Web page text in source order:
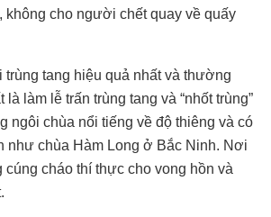
không cho người chết quay về quấy
trùng tang hiệu quả nhất và thường
làm lễ trấn trùng tang và “nhốt trùng”
ngôi chùa nổi tiếng về độ thiêng và có
như chùa Hàm Long ở Bắc Ninh. Nơi
cúng cháo thí thực cho vong hồn và